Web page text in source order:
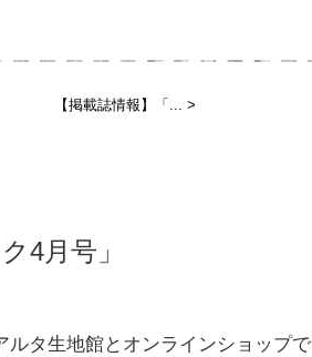
【掲載誌情報】「... >
4月号」
タ生地館とオンラインショップで